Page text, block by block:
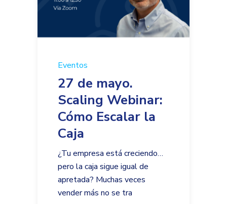
Eventos
27 de mayo.
Scaling Webinar:
Cómo Escalar la
Caja
¿Tu empresa está creciendo…
pero la caja sigue igual de
apretada? Muchas veces
vender más no se tra